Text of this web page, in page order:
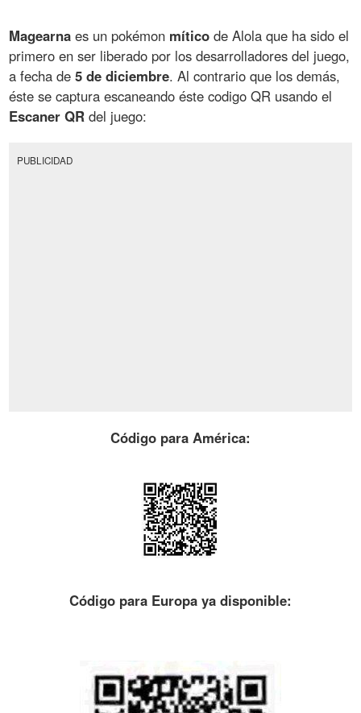
Magearna es un pokémon mítico de Alola que ha sido el
primero en ser liberado por los desarrolladores del juego,
a fecha de5 de diciembre. Al contrario que los demás,
éste se captura escaneando éste codigo QR usando el
Escaner QR del juego:
PUBLICIDAD
Código para América:
Código para Europa ya disponible: